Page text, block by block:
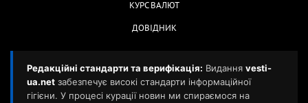
КУРС ВАЛЮТ
ДОВІДНИК
Редакційні стандарти та верифікація: Видання vesti-
ua.net забезпечує високі стандарти інформаційної
гігієни. У процесі курації новин ми спираємося на